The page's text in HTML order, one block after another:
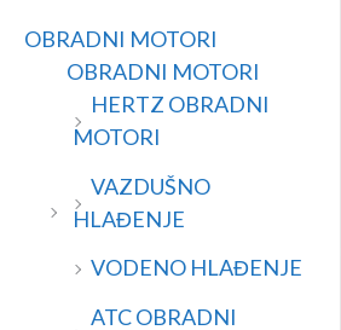
OBRADNI MOTORI
OBRADNI MOTORI
HERTZ OBRADNI
MOTORI
VAZDUŠNO
HLAĐENJE
VODENO HLAĐENJE
ATC OBRADNI